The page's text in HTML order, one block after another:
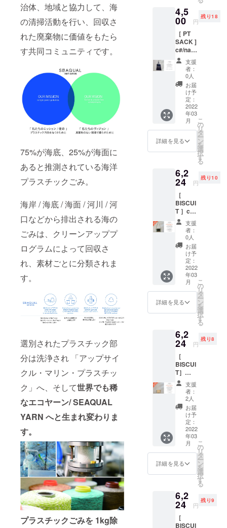
治体、地域と協力して、海
の清掃活動を行い、回収さ
れた廃棄物に価値をもたら
す共同コミュニティです。
75%が海底、25%が海面に
あると推測されている海洋
プラスチックごみ。
海岸 / 海底 / 海面 / 河川 / 河
口などから排出される海の
ごみは、クリーンアッププ
ログラムによって回収さ
れ、素材ごとに分類されま
す。
選別されたプラスチック部
分は洗浄され 「アップサイ
クル・マリン・プラスチッ
ク」へ、そして世界でも稀
なエコヤーン/ SEAQUAL
YARN へと生まれ変わりま
す。
プラスチックごみを 1kg除
常
￥5,250
(商品
￥4,500
+消費税
￥450+
送料
￥300)
のとこ
ろ消費
税、送
料をこ
ちらで
ご負担
してお
届けし
ます。
H42×W
ち上が
り約
のリサ
イクル
生地。
内側に
SEAQU
AL×PO
RTRUN
KSのコ
ラボ
マーク
プリン
ト入
り。 一
般販売
を前に
ご支援
いただ
￥5,250
(商品
￥4,500
+消費税
￥450+
送料
￥300)
のとこ
ろ消費
税、送
料をこ
ちらで
ご負担
してお
届けし
ます。
H42×W
37 ハン
り約
25cm
4,5
00 円
残り18
［ PT
SACK ]
c#/navy
（ネイ
ビー）
シンプ
ルな
トー
ト。
ベース
生地は
PORTR
UNKS
を象徴
する海
洋プラ
クゴミ
のリサ
イクル
生地。
内側に
SEAQU
AL×PO
RTRUN
KSのコ
ラボ
マーク
プリン
ト入
り。 一
般販売
を前に
ご支援
常
￥5,250
(商品
￥4,500
+消費税
￥450+
送料
￥300)
のとこ
ろ消費
税、送
料をこ
ちらで
ご負担
してお
届けし
ます。
H42×W
ち上が
り約
支援
者：
0人
お届
け予
定：
2022
年03
月
詳細を見る
こ
の
リ
タ
ー
ン
を
選
択
す
る
6,2
24 円
残り10
［
BISCUI
T ］c
＃/vivid
（ヴィ
ヴィッ
ド）ビ
スケッ
トのよ
うな四
角いサ
コッ
シュ。
限定10
個を特
別お得
けする
プラン
です。
通常
￥7,780
（商品
￥6,800
＋消費
税￥680
＋送料
￥300）
→20%
OFFの
￥6,224
ベース
生地は
PORTR
洋プラ
スチッ
クゴミ
のリサ
支援
者：
0人
お届
け予
定：
2022
年03
月
詳細を見る
こ
の
リ
タ
ー
ン
を
選
択
す
る
6,2
24 円
残り8
［
BISCUI
T］
c#/multi
（マル
チ） 
ビス
ケット
のよう
な四角
いサ
コッ
シュ。
限定10
個を特
別お得
けする
プラン
です。
通常
支援
者：
2人
お届
け予
定：
2022
年03
月
詳細を見る
こ
の
リ
タ
ー
ン
を
選
択
す
る
6,2
24 円
残り9
［
BISCUI